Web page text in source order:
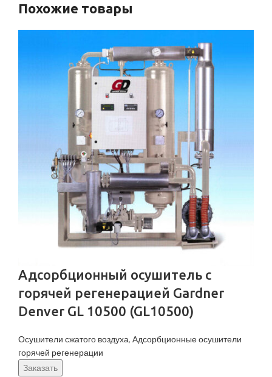
Похожие товары
Адсорбционный осушитель c
горячей регенерацией Gardner
Denver GL 10500 (GL10500)
Осушители сжатого воздуха, Адсорбционные осушители
горячей регенерации
Заказать